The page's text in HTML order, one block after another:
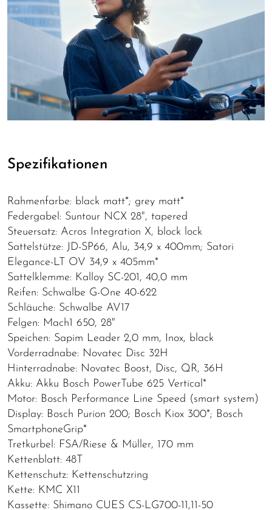
Spezifikationen
Rahmenfarbe: black matt*; grey matt*
Federgabel: Suntour NCX 28", tapered
Steuersatz: Acros Integration X, block lock
Sattelstütze: JD-SP66, Alu, 34,9 x 400mm; Satori
Elegance-LT OV 34,9 x 405mm*
Sattelklemme: Kalloy SC-201, 40,0 mm
Reifen: Schwalbe G-One 40-622
Schläuche: Schwalbe AV17
Felgen: Mach1 650, 28"
Speichen: Sapim Leader 2,0 mm, Inox, black
Vorderradnabe: Novatec Disc 32H
Hinterradnabe: Novatec Boost, Disc, QR, 36H
Akku: Akku Bosch PowerTube 625 Vertical*
Motor: Bosch Performance Line Speed (smart system)
Display: Bosch Purion 200; Bosch Kiox 300*; Bosch
SmartphoneGrip*
Tretkurbel: FSA/Riese & Müller, 170 mm
Kettenblatt: 48T
Kettenschutz: Kettenschutzring
Kette: KMC X11
Kassette: Shimano CUES CS-LG700-11,11-50